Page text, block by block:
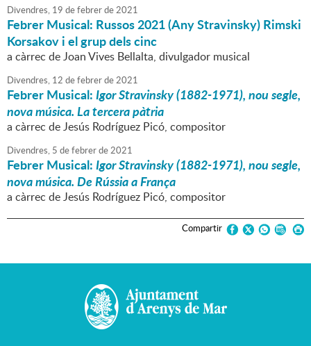
Divendres, 19 defebrerde2021
Febrer Musical: Russos 2021 (Any Stravinsky) Rimski
Korsakov i el grup dels cinc
a càrrec de Joan Vives Bellalta, divulgador musical
Divendres, 12 defebrerde2021
Febrer Musical:Igor Stravinsky (1882-1971), nou segle,
nova música. La tercera pàtria
a càrrec de Jesús Rodríguez Picó, compositor
Divendres, 5 defebrerde2021
Febrer Musical:Igor Stravinsky (1882-1971), nou segle,
nova música. De Rússia a França
a càrrec de Jesús Rodríguez Picó, compositor
Compartir